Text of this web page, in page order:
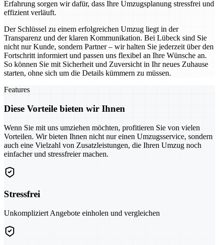
Erfahrung sorgen wir dafür, dass Ihre Umzugsplanung stressfrei und
effizient verläuft.
Der Schlüssel zu einem erfolgreichen Umzug liegt in der
Transparenz und der klaren Kommunikation. Bei Lübeck sind Sie
nicht nur Kunde, sondern Partner – wir halten Sie jederzeit über den
Fortschritt informiert und passen uns flexibel an Ihre Wünsche an.
So können Sie mit Sicherheit und Zuversicht in Ihr neues Zuhause
starten, ohne sich um die Details kümmern zu müssen.
Features
Diese Vorteile bieten wir Ihnen
Wenn Sie mit uns umziehen möchten, profitieren Sie von vielen
Vorteilen. Wir bieten Ihnen nicht nur einen Umzugsservice, sondern
auch eine Vielzahl von Zusatzleistungen, die Ihren Umzug noch
einfacher und stressfreier machen.
Stressfrei
Unkompliziert Angebote einholen und vergleichen